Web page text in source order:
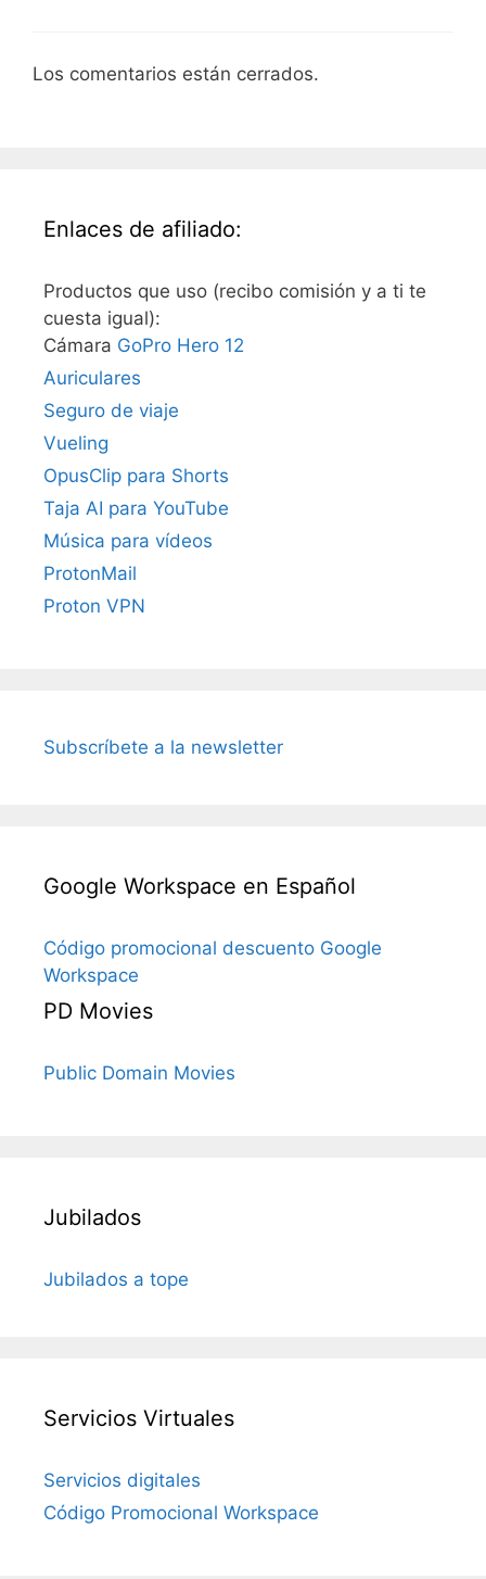
Los comentarios están cerrados.
Enlaces de afiliado:
Productos que uso (recibo comisión y a ti te
cuesta igual):
Cámara GoPro Hero 12
Auriculares
Seguro de viaje
Vueling
OpusClip para Shorts
Taja AI para YouTube
Música para vídeos
ProtonMail
Proton VPN
Subscríbete a la newsletter
Google Workspace en Español
Código promocional descuento Google
Workspace
PD Movies
Public Domain Movies
Jubilados
Jubilados a tope
Servicios Virtuales
Servicios digitales
Código Promocional Workspace